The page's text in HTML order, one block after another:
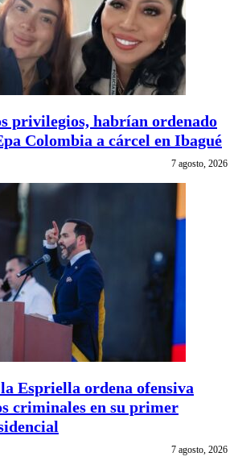
privilegios, habrían ordenado
Colombia a cárcel en Ibagué
7 agosto, 2026
Espriella ordena ofensiva
criminales en su primer
7 agosto, 2026